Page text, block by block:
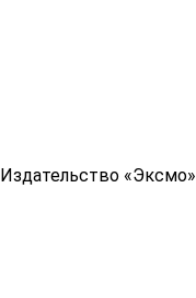
Издательство «Эксмо»